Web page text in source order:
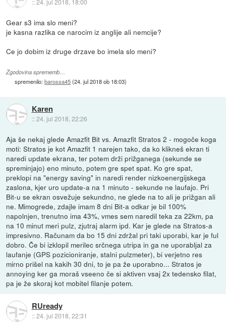
::24. jul 2018, 18:00
Gear s3 ima slo meni?
je kasna razlika ce narocim iz anglije ali nemcije?
Ce jo dobim iz druge drzave bo imela slo meni?
Zgodovina sprememb…
spremenilo:barossa45(24. jul 2018 ob 18:03)
Karen
::24. jul 2018, 22:26
Aja še nekaj glede Amazfit Bit vs. Amazfit Stratos 2 - mogoče koga
moti: Stratos je kot Amazfit 1 narejen tako, da ko klikneš ekran ti
naredi update ekrana, ter potem drži prižganega (sekunde se
spreminjajo) eno minuto, potem gre spet spat. Ko gre spat,
preklopi na "energy saving" in naredi render nizkoenergijskega
zaslona, kjer uro update-a na 1 minuto - sekunde ne laufajo. Pri
Bit-u se ekran osvežuje sekundno, ne glede na to ali je prižgan ali
ne. Mimogrede, zdajle imam 8 dni Bit-a odkar je bil 100%
napolnjen, trenutno ima 43%, vmes sem naredil teka za 22km, pa
na 10 minut meri pulz, zjutraj alarm ipd. Kar je glede na Stratos-a
impresivno. Računam da bo 15 dni zdržal pri taki uporabi, kar je ful
dobro. Če bi izklopil merilec srčnega utripa in ga ne uporabljal za
laufanje (GPS pozicioniranje, stalni pulzmeter), bi verjetno res
mirno prišel na kakih 30 dni, to je pa že uporabno... Stratos je
annoying ker ga moraš vseeno če si aktiven vsaj 2x tedensko filat,
pa je že skoraj kot mobitel filanje potem.
RUready
::24. jul 2018, 22:31